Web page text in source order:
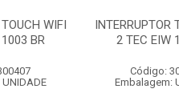
WIFI
BR
INTERRUPTOR
2 TEC EIW
Código:
Embalagem: